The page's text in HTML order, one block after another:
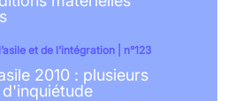
et de l’intégration | n°123
2010 : plusieurs